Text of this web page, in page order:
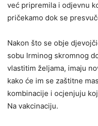
već pripremila i odjevnu
pričekamo dok se
Nakon što se obje
sobu Irminog skromnog
vlastitim željama, imaju
kako će im se zaštitne
kombinacije i ocjenjuju
Na vakcinaciju.